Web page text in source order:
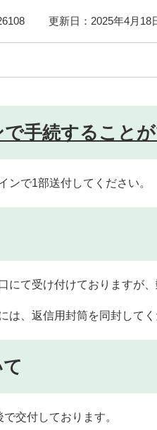
更新日：2025年4月18
手続すること
で1部送付してください。
て受け付けておりますが、
、返信用封筒を同封してく
交付しております。